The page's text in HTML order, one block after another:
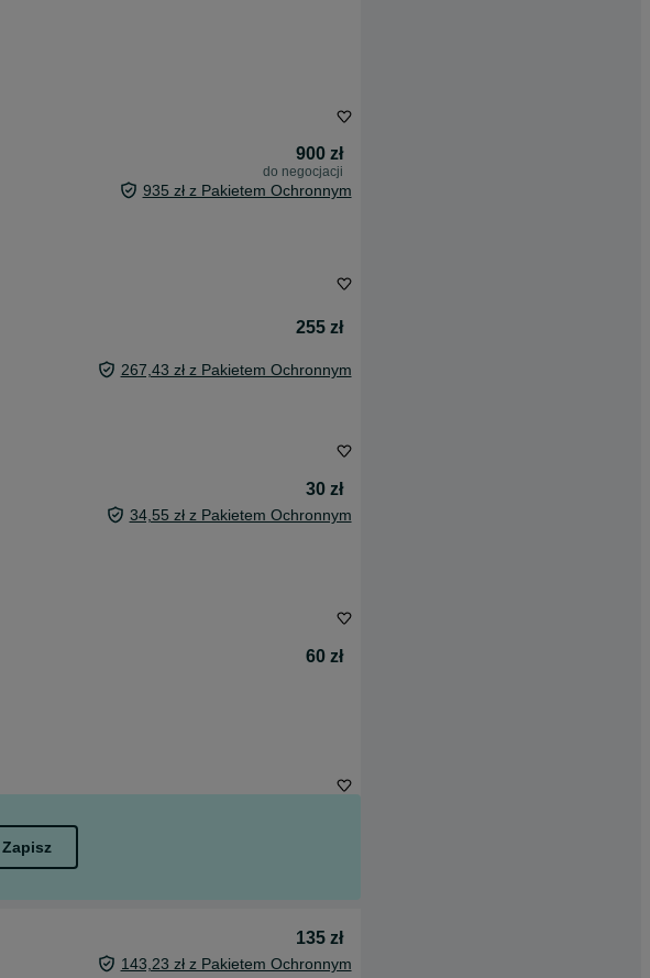
900 zł
do negocjacji
935 zł z Pakietem Ochronnym
255 zł
267,43 zł z Pakietem Ochronnym
30 zł
34,55 zł z Pakietem Ochronnym
60 zł
Zapisz
135 zł
143,23 zł z Pakietem Ochronnym